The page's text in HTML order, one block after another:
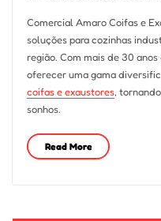
Comercial Amaro Coifas e
soluções para cozinhas
região. Com mais de 30
oferecer uma gama
coifas e exaustores,
sonhos.
Read More